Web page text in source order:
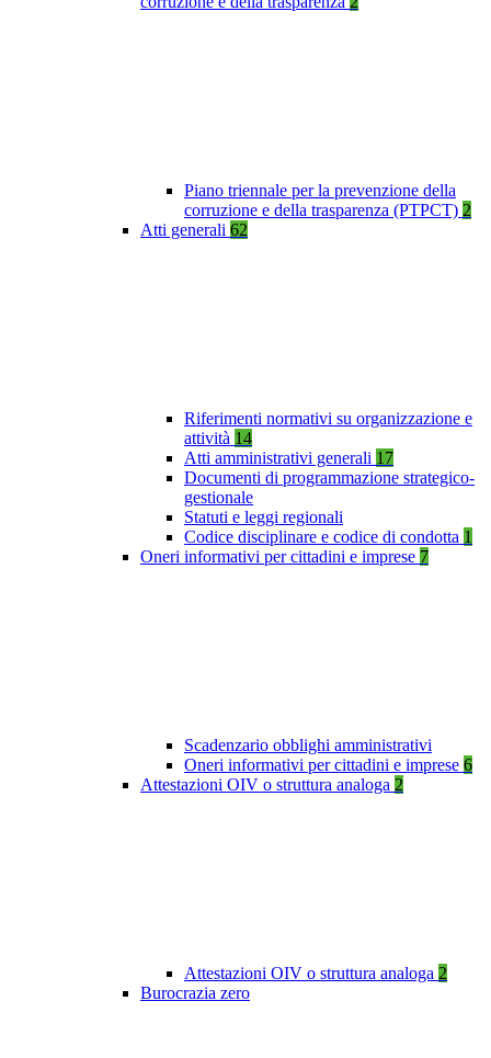
Piano triennale per la prevenzione della
corruzione e della trasparenza (PTPCT) 2
Atti generali 62
Riferimenti normativi su organizzazione e
attività 14
Atti amministrativi generali 17
Documenti di programmazione strategico-
gestionale
Statuti e leggi regionali
Codice disciplinare e codice di condotta 1
Oneri informativi per cittadini e imprese 7
Scadenzario obblighi amministrativi
Oneri informativi per cittadini e imprese 6
Attestazioni OIV o struttura analoga 2
Attestazioni OIV o struttura analoga 2
Burocrazia zero